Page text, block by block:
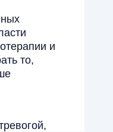
и
то,